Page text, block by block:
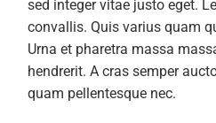
sed integer vitae justo eget.
convallis. Quis varius quam
Urna et pharetra massa
hendrerit. A cras semper
quam pellentesque nec.